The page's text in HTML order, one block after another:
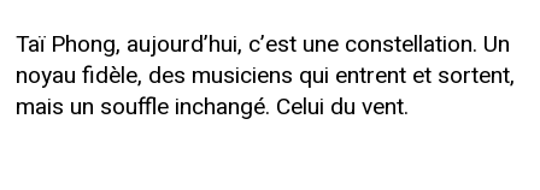
Taï Phong, aujourd’hui, c’est une constellation. Un
noyau fidèle, des musiciens qui entrent et sortent,
mais un souffle inchangé. Celui du vent.